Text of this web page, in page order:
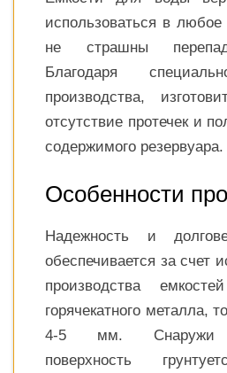
использоваться в
не страшны
Благодаря
производства,
отсутствие протечек и
содержимого резервуара.
Особенности
Надежность и
обеспечивается за счет
производства
горячекатного металла,
4-5 мм. Снаружи
поверхность